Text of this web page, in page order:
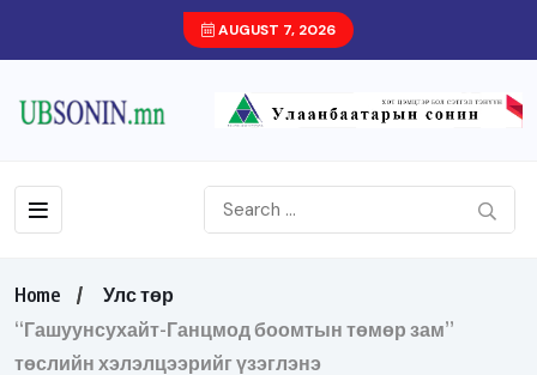
AUGUST 7, 2026
Home
Улс төр
“Гашуунсухайт-Ганцмод боомтын төмөр зам”
төслийн хэлэлцээрийг үзэглэнэ